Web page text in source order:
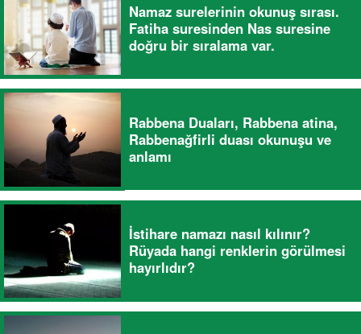
Namaz surelerinin okunuş sırası.
Fatiha suresinden Nas suresine
doğru bir sıralama var.
Rabbena Duaları, Rabbena atina,
Rabbenağfirli duası okunuşu ve
anlamı
İstihare namazı nasıl kılınır?
Rüyada hangi renklerin görülmesi
hayırlıdır?